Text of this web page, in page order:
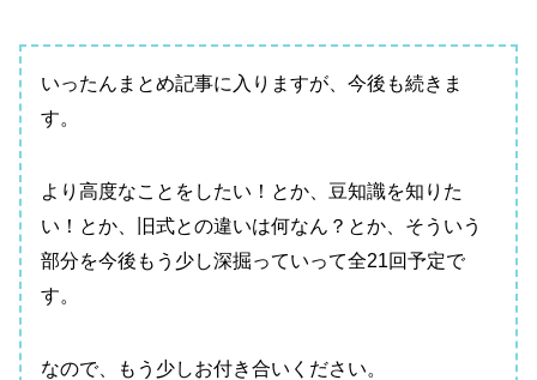
いったんまとめ記事に入りますが、今後も続きま
す。
より高度なことをしたい！とか、豆知識を知りた
い！とか、旧式との違いは何なん？とか、そういう
部分を今後もう少し深掘っていって全21回予定で
す。
なので、もう少しお付き合いください。